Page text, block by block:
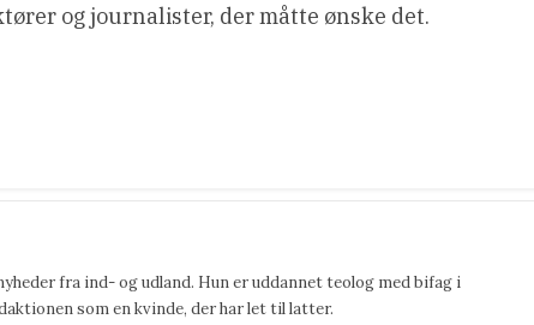
og journalister, der måtte ønske det.
fra ind- og udland. Hun er uddannet teolog med bifag i
som en kvinde, der har let til latter.